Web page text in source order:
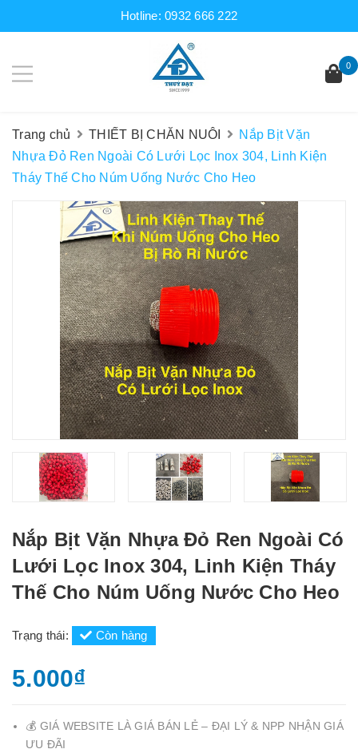
Hotline:0932 666 222
0
Trang chủ THIẾT BỊ CHĂN NUÔI
Nắp Bịt Vặn
Nhựa Đỏ Ren Ngoài Có Lưới Lọc Inox 304, Linh Kiện
Tháy Thế Cho Núm Uống Nước Cho Heo
Nắp Bịt Vặn Nhựa Đỏ Ren Ngoài Có
Lưới Lọc Inox 304, Linh Kiện Tháy
Thế Cho Núm Uống Nước Cho Heo
Trạng thái: Còn hàng
5.000₫
💰 GIÁ WEBSITE LÀ GIÁ BÁN LẺ – ĐẠI LÝ & NPP NHẬN GIÁ
ƯU ĐÃI